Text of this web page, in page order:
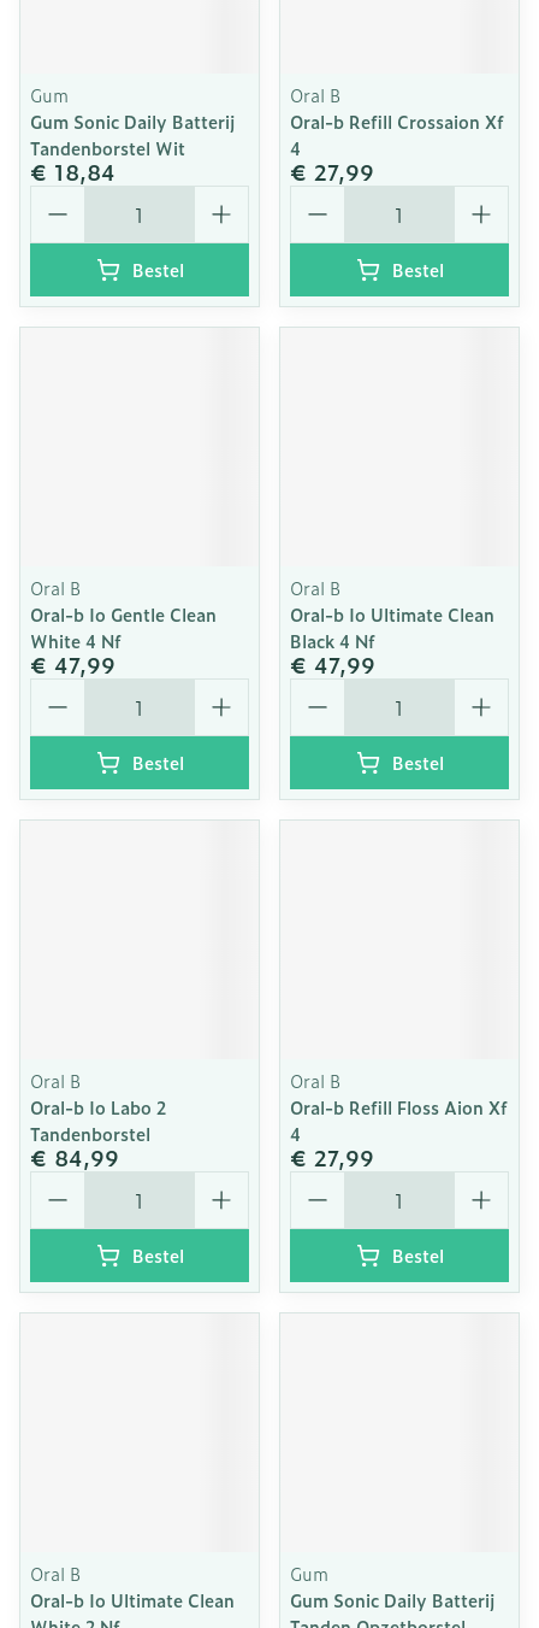
Gum
Gum Sonic Daily Batterij
Tandenborstel Wit
€ 18,84
Aantal
Bestel
Oral B
Oral-b Refill Crossaion Xf
4
€ 27,99
Aantal
Bestel
Oral B
Oral-b Io Gentle Clean
White 4 Nf
€ 47,99
Aantal
Bestel
Oral B
Oral-b Io Ultimate Clean
Black 4 Nf
€ 47,99
Aantal
Bestel
Oral B
Oral-b Io Labo 2
Tandenborstel
€ 84,99
Aantal
Bestel
Oral B
Oral-b Refill Floss Aion Xf
4
€ 27,99
Aantal
Bestel
Oral B
Oral-b Io Ultimate Clean
Gum
Gum Sonic Daily Batterij